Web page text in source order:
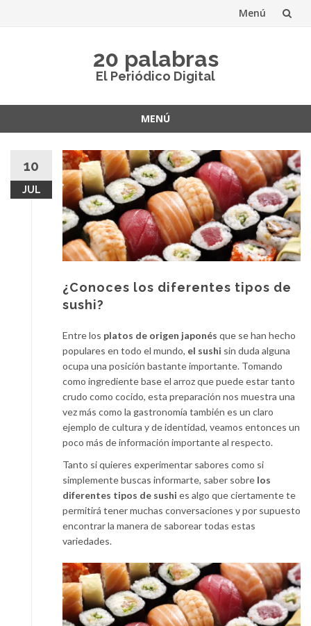
Menú
20 palabras
El Periódico Digital
MENÚ
contenido
10
JUL
¿Conoces los diferentes tipos de
sushi?
Entre los platos de origen japonés que se han hecho
populares en todo el mundo, el sushi sin duda alguna
ocupa una posición bastante importante. Tomando
como ingrediente base el arroz que puede estar tanto
crudo como cocido, esta preparación nos muestra una
vez más como la gastronomía también es un claro
ejemplo de cultura y de identidad, veamos entonces un
poco más de información importante al respecto.
Tanto si quieres experimentar sabores como si
simplemente buscas informarte, saber sobre los
diferentes tipos de sushi es algo que ciertamente te
permitirá tener muchas conversaciones y por supuesto
encontrar la manera de saborear todas estas
variedades.